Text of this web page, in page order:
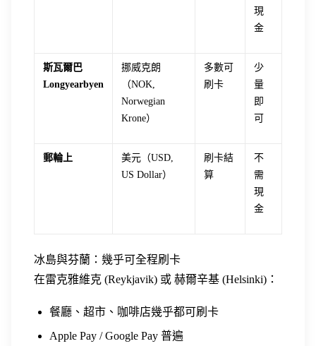
現
金
斯瓦爾巴
Longyearbyen
挪威克朗
（NOK,
Norwegian
Krone）
多數可
刷卡
少
量
即
可
郵輪上
美元（USD,
US Dollar）
刷卡結
算
不
需
現
金
冰島與芬蘭：幾乎可全程刷卡
在雷克雅維克 (Reykjavik) 或 赫爾辛基 (Helsinki)：
餐廳、超市、咖啡店幾乎都可刷卡
Apple Pay / Google Pay 普遍